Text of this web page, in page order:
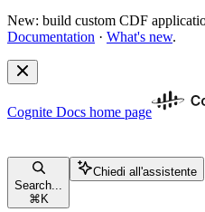
New: build custom CDF
Documentation · What's new.
Cognite Docs home page
Search...
⌘ K
Chiedi all'assistente